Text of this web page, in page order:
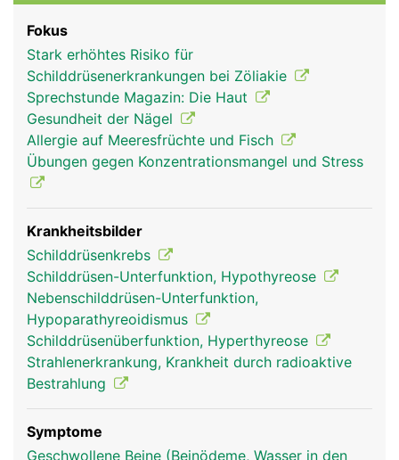
Rubriken
Schilddrüse produziert Schilddrüsenhormone und
das Hormon Calcitonin. Die Schilddrüsenhormone
wirken auf fast alle Körperzellen, indem sie den
Stoffwechsel anregen. So haben sie Einfluss auf
Zucker-, Fett- und Eiweisshaushalt, Wärmehaushalt
und Körpertemperatur, Herz- Kreislaufsystem,
Funktion von Darm, Muskeln und Nervensystem
sowie Gemütsverfassung und Leistungsfähigkeit.
Beim Kind steuern die Schilddrüsenhormone
zudem die Gehirn- und Nervenentwicklung sowie
das Knochenwachstum. Das Calcitonin ist an der
Feinregulation von Kalzium im Blut beteiligt. Für
die Produktion der Schilddrüsenhormone benötigt
die Schilddrüse Jod, das sie aus der Nahrung über
das Blut erhält und speichert.
Fokus
Stark erhöhtes Risiko für
Schilddrüsenerkrankungen bei Zöliakie
Sprechstunde Magazin: Die Haut
Gesundheit der Nägel
Allergie auf Meeresfrüchte und Fisch
Übungen gegen Konzentrationsmangel und Stress
Krankheitsbilder
Schilddrüsenkrebs
Schilddrüsen-Unterfunktion, Hypothyreose
Nebenschilddrüsen-Unterfunktion,
Hypoparathyreoidismus
Schilddrüsenüberfunktion, Hyperthyreose
Strahlenerkrankung, Krankheit durch radioaktive
Bestrahlung
Symptome
Geschwollene Beine (Beinödeme, Wasser in den